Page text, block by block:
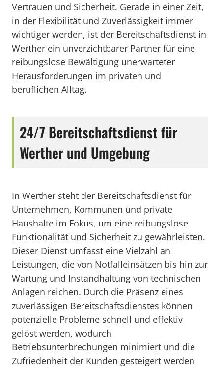
Vertrauen und Sicherheit. Gerade in einer Zeit,
in der Flexibilität und Zuverlässigkeit immer
wichtiger werden, ist der Bereitschaftsdienst in
Werther ein unverzichtbarer Partner für eine
reibungslose Bewältigung unerwarteter
Herausforderungen im privaten und
beruflichen Alltag.
24/7 Bereitschaftsdienst für
Werther und Umgebung
In Werther steht der Bereitschaftsdienst für
Unternehmen, Kommunen und private
Haushalte im Fokus, um eine reibungslose
Funktionalität und Sicherheit zu gewährleisten.
Dieser Dienst umfasst eine Vielzahl an
Leistungen, die von Notfalleinsätzen bis hin zur
Wartung und Instandhaltung von technischen
Anlagen reichen. Durch die Präsenz eines
zuverlässigen Bereitschaftsdienstes können
potenzielle Probleme schnell und effektiv
gelöst werden, wodurch
Betriebsunterbrechungen minimiert und die
Zufriedenheit der Kunden gesteigert werden